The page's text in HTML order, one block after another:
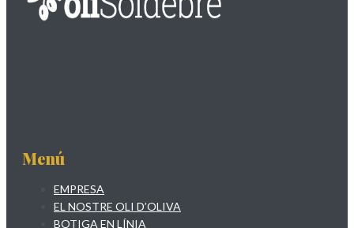
Menú
EMPRESA
EL NOSTRE OLI D’OLIVA
BOTIGA EN LÍNIA